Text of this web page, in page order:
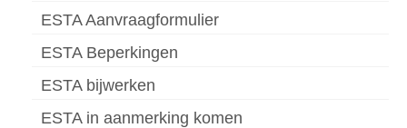
ESTA Aanvraagformulier
ESTA Beperkingen
ESTA bijwerken
ESTA in aanmerking komen